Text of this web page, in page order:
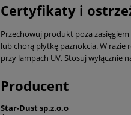
Certyfikaty i
Przechowuj produkt poza
lub chorą płytkę paznokcia. W
przy lampach UV. Stosuj wyłącznie
Producent
Star-Dust sp.z.o.o